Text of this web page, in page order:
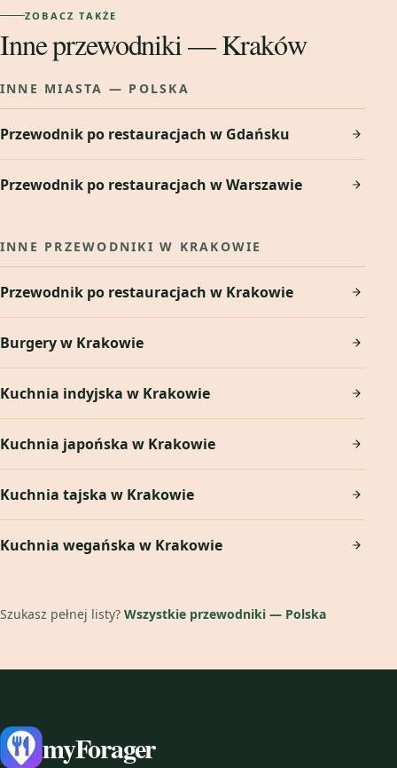
ZOBACZ TAKŻE
Inne przewodniki — Kraków
INNE MIASTA — POLSKA
Przewodnik po restauracjach w Gdańsku
Przewodnik po restauracjach w Warszawie
INNE PRZEWODNIKI W KRAKOWIE
Przewodnik po restauracjach w Krakowie
Burgery w Krakowie
Kuchnia indyjska w Krakowie
Kuchnia japońska w Krakowie
Kuchnia tajska w Krakowie
Kuchnia wegańska w Krakowie
Szukasz pełnej listy? Wszystkie przewodniki — Polska
myForager